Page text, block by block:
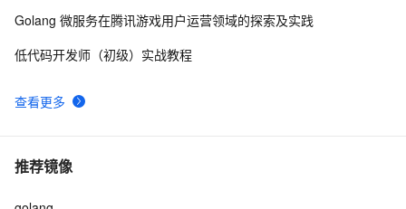
Array
查看更多
Golang 微服务在腾讯游戏用户运营领域的探索及实践
低代码开发师（初级）实战教程
推荐镜像